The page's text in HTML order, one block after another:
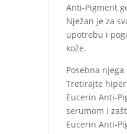
Anti-Pigment
Nježan je za
upotrebu i
kože.
Posebna njega
Tretirajte
Eucerin Anti-
serumom i
Eucerin Anti-